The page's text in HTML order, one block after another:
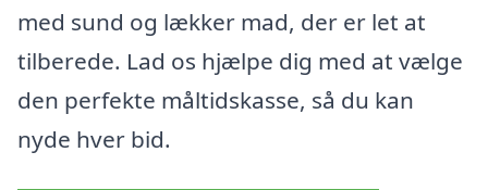
med sund og lækker mad, der er let at
tilberede. Lad os hjælpe dig med at vælge
den perfekte måltidskasse, så du kan
nyde hver bid.